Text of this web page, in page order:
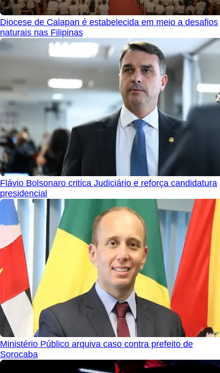
Diocese de Calapan é estabelecida em meio a desafios
naturais nas Filipinas
Flávio Bolsonaro critica Judiciário e reforça candidatura
presidencial
Ministério Público arquiva caso contra prefeito de
Sorocaba